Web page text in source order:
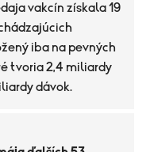
vakcín získala 19
iba na pevných
tvoria 2,4 miliardy
dávok.